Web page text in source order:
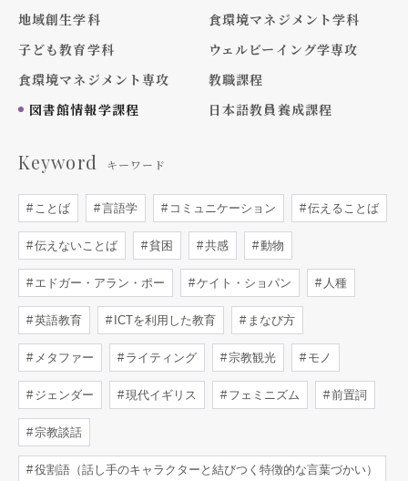
地域創生学科
食環境マネジメント学科
子ども教育学科
ウェルビーイング学専攻
食環境マネジメント専攻
教職課程
図書館情報学課程
日本語教員養成課程
Keyword キーワード
ことば 言語学 コミュニケーション 伝えることば
伝えないことば 貧困 共感 動物
エドガー・アラン・ポー ケイト・ショパン 人種
英語教育 ICTを利用した教育 まなび方
メタファー ライティング 宗教観光 モノ
ジェンダー 現代イギリス フェミニズム 前置詞
宗教談話
役割語（話し手のキャラクターと結びつく特徴的な言葉づかい）